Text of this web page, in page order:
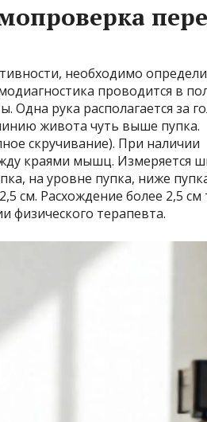
необходимо
проводится в
Одна рука располагается за
живота чуть выше пупка.
скручивание). При наличии
краями мышц. Измеряется
на уровне пупка, ниже
см. Расхождение более 2,5 см
физического терапевта.